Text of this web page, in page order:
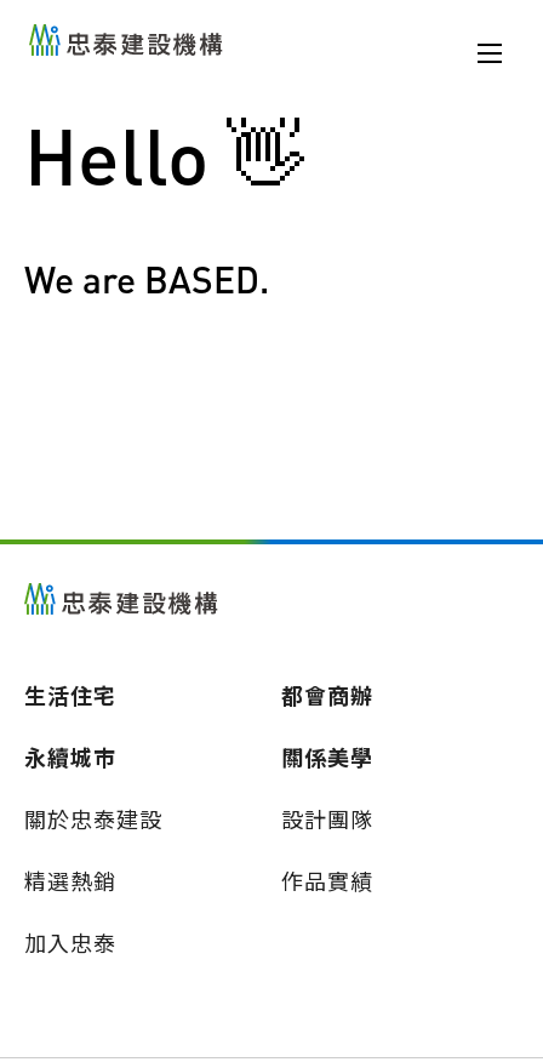
忠泰建設機構 A Better
忠泰建設機構 A Better
Hello 👋
We are BASED.
生活住宅 都會商辦
永續城市 關係美學
關於忠泰建設 設計團隊
精選熱銷 作品實績
加入忠泰